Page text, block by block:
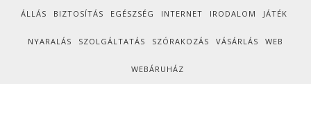
Skip to content
ÁLLÁS BIZTOSÍTÁS EGÉSZSÉG INTERNET IRODALOM JÁTÉK
NYARALÁS SZOLGÁLTATÁS SZÓRAKOZÁS VÁSÁRLÁS WEB
WEBÁRUHÁZ